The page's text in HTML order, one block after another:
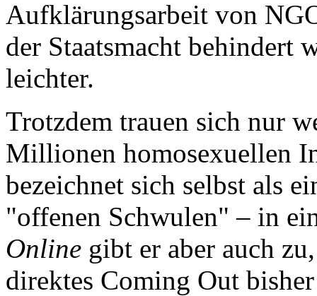
Aufklärungsarbeit von
der Staatsmacht behindert
leichter.
Trotzdem trauen sich nur
Millionen homosexuellen
bezeichnet sich selbst als
"offenen Schwulen" – in
Online gibt er aber auch
direktes Coming Out